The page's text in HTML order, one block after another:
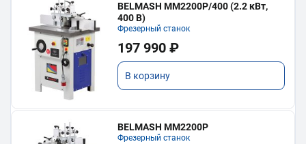
BELMASH MM2200P/400 (2.2 кВт,
400 В)
Фрезерный станок
197 990 ₽
В корзину
BELMASH MM2200P
Фрезерный станок